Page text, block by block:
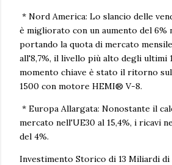
* Nord America: Lo slancio delle
è migliorato con un aumento del 6%
portando la quota di mercato
all'8,7%, il livello più alto degli ultimi
momento chiave è stato il ritorno
1500 con motore HEMI® V-8.
* Europa Allargata: Nonostante il
mercato nell'UE30 al 15,4%, i ricavi
del 4%.
Investimento Storico di 13 Miliardi